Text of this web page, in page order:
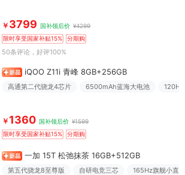
￥ 3799 国补领后价 ¥4299
限时享受国家补贴15%
分期购
50条评论 ，好评100%
iQOO Z11i 青峰 8GB+256GB
高通第二代骁龙4芯片 6500mAh蓝海大电池 120Hz
￥ 1360 国补领后价 ¥1599
限时享受国家补贴15%
分期购
一加 15T 松弛抹茶 16GB+512GB
第五代骁龙8至尊版 自研电竞三芯 165Hz旗舰小直屏